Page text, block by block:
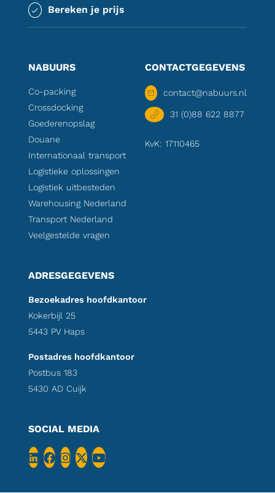
Bereken je prijs
NABUURS
Co-packing
Crossdocking
Goederenopslag
Douane
Internationaal transport
Logistieke oplossingen
Logistiek uitbesteden
Warehousing Nederland
Transport Nederland
Veelgestelde vragen
CONTACTGEGEVENS
contact@nabuurs.nl
31 (0)88 622 8877
KvK: 17110465
ADRESGEGEVENS
Bezoekadres hoofdkantoor
Kokerbijl 25
5443 PV Haps
Postadres hoofdkantoor
Postbus 183
5430 AD Cuijk
SOCIAL MEDIA